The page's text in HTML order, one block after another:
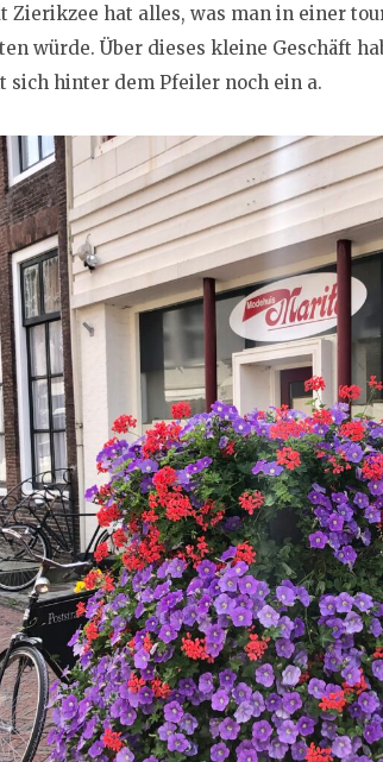
Zierikzee hat alles, was man in einer
würde. Über dieses kleine Geschäft
sich hinter dem Pfeiler noch ein a.